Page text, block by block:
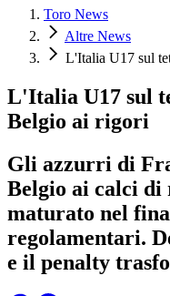
Toro News
Altre News
L'Italia U17 sul
L'Italia U17 sul
Belgio ai rigori
Gli azzurri di
Belgio ai calci di
maturato nel
regolamentari.
e il penalty